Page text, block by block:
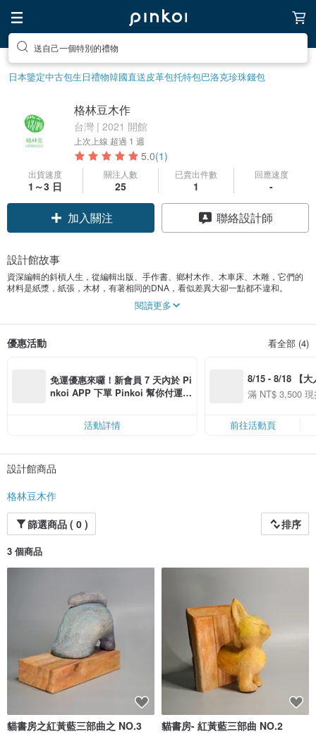
送自己一個特別的禮物
日本鑒定中古包生日禮物韓國直送皮革包托特包巴洛克珍珠錢包
格林豆木作
台灣 | 2021 開館
上次上線 超過 1 週
5.0(1)
出貨速度
1～3 日
關注人數
25
已賣出件數
1
回應速度
-
加入關注 聯絡設計師
設計館故事
資深編輯的斜槓人生，從編輯出版、手作書、鄉村木作、木車床、木雕，它們的
材料是紙漿，紙張，木材，有著相同的DNA，看似差異大卻一點都不違和。
愛玩 、愛木，實現天馬行空的想像。閱讀更多
優惠活動 看全部 (4)
免運優惠來囉！新會員 7 天內於 Pi
nkoi APP 下單 Pinkoi 幫你付運
活動詳情
8/15 - 8/18 【大
季】滿
50
滿 NT$ 3,500
前往活動頁
設計館商品
格林豆木作
篩選商品 ( 0 )
排序
3 個商品
貓書房之紅黃藍三部曲之 NO.3 貓書房- 紅黃藍三部曲 NO.2